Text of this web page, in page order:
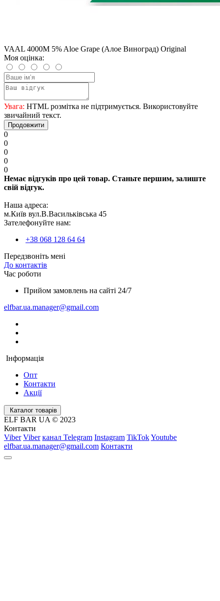
VAAL 4000M 5% Aloe Grape (Алое Виноград) Оriginal
Моя оцінка:
Увага: HTML розмітка не підтримується. Використовуйте
звичайний текст.
Продовжити
0
0
0
0
0
Немає відгуків про цей товар. Станьте першим, залиште
свій відгук.
Наша адреса:
м.Київ вул.В.Васильківська 45
Зателефонуйте нам:
+38 068 128 64 64
Передзвоніть мені
До контактів
Час роботи
Прийом замовлень на сайті 24/7
elfbar.ua.manager@gmail.com
Інформація
Опт
Контакти
Акції
Каталог товарів
ELF BAR UA © 2023
Контакти
Viber Viber канал Telegram Instagram TikTokYoutube
elfbar.ua.manager@gmail.com Контакти